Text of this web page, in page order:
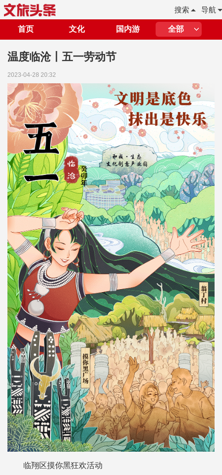
导航
搜索
首页 文化 国内游 全部
温度临沧丨五一劳动节
2023-04-28 20:32
临翔区摸你黑狂欢活动